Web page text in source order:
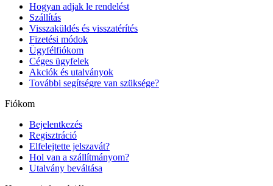
Hogyan adjak le rendelést
Szállítás
Visszaküldés és visszatérítés
Fizetési módok
Ügyfélfiókom
Céges ügyfelek
Akciók és utalványok
További segítségre van szüksége?
Fiókom
Bejelentkezés
Regisztráció
Elfelejtette jelszavát?
Hol van a szállítmányom?
Utalvány beváltása